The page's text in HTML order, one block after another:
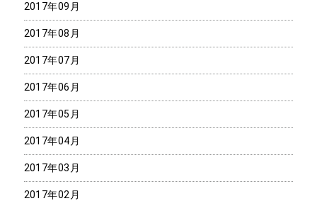
2017年09月
2017年08月
2017年07月
2017年06月
2017年05月
2017年04月
2017年03月
2017年02月